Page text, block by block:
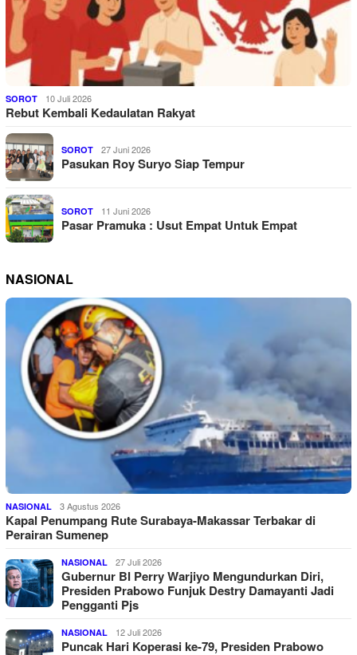
SOROT 10 Juli 2026
Rebut Kembali Kedaulatan Rakyat
SOROT 27 Juni 2026
Pasukan Roy Suryo Siap Tempur
SOROT 11 Juni 2026
Pasar Pramuka : Usut Empat Untuk Empat
NASIONAL
NASIONAL 3 Agustus 2026
Kapal Penumpang Rute Surabaya-Makassar Terbakar di
Perairan Sumenep
NASIONAL 27 Juli 2026
Gubernur BI Perry Warjiyo Mengundurkan Diri,
Presiden Prabowo Funjuk Destry Damayanti Jadi
Pengganti Pjs
NASIONAL 12 Juli 2026
Puncak Hari Koperasi ke-79, Presiden Prabowo